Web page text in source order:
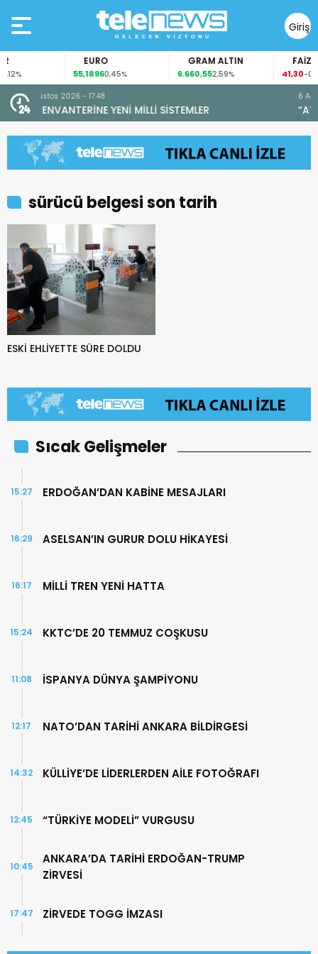
Giriş
Yap
EURO
55,18960,45%
GRAM ALTIN
6.660,552,59%
FAİZ
41,30-
“ATEŞ KUŞLARI” GÖREVİNİ TAMAMLADI
sürücü belgesi son tarih
ESKİ EHLİYETTE SÜRE DOLDU
Sıcak Gelişmeler
ERDOĞAN’DAN KABİNE MESAJLARI
15:27
ASELSAN’IN GURUR DOLU HİKAYESİ
16:29
MİLLİ TREN YENİ HATTA
16:17
KKTC’DE 20 TEMMUZ COŞKUSU
15:24
İSPANYA DÜNYA ŞAMPİYONU
11:08
NATO’DAN TARİHİ ANKARA BİLDİRGESİ
12:17
KÜLLİYE’DE LİDERLERDEN AİLE FOTOĞRAFI
14:32
“TÜRKİYE MODELİ” VURGUSU
12:45
ANKARA’DA TARİHİ ERDOĞAN-TRUMP
ZİRVESİ
10:45
ZİRVEDE TOGG İMZASI
17:47